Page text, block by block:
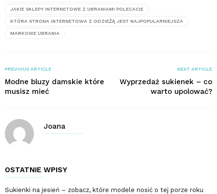
JAKIE SKLEPY INTERNETOWE Z UBRANIAMI POLECACIE
KTÓRA STRONA INTERNETOWA Z ODZIEŻĄ JEST NAJPOPULARNIEJSZA
MARKOWE UBRANIA
PREVIOUS ARTICLE
Modne bluzy damskie które
musisz mieć
NEXT ARTICLE
Wyprzedaż sukienek – co
warto upolować?
Joana
OSTATNIE WPISY
Sukienki na jesień – zobacz, które modele nosić o tej porze roku